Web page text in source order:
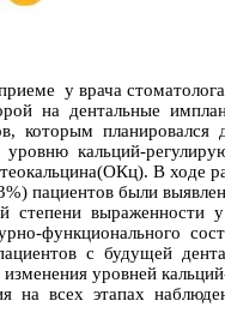
у врача
на дентальные
которым
уровню кальций-
В ходе
пациентов были
степени
функционального
с будущей
изменения уровней
на всех этапах